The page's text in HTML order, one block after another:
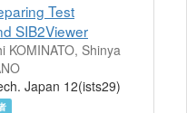
Test
SIB2Viewer
KOMINATO, Shinya
Japan 12(ists29)